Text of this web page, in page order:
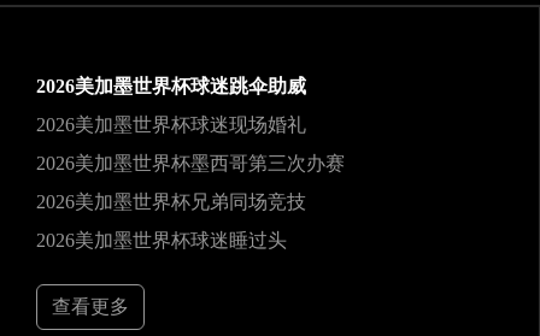
2026美加墨世界杯球迷跳伞助威
2026美加墨世界杯球迷现场婚礼
2026美加墨世界杯墨西哥第三次办赛
2026美加墨世界杯兄弟同场竞技
2026美加墨世界杯球迷睡过头
查看更多